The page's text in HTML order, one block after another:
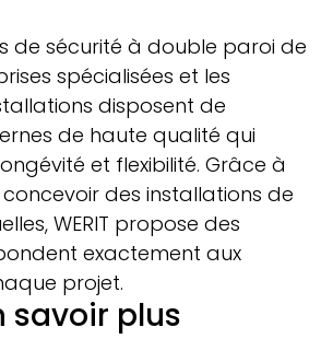
de sécurité à double paroi de
spécialisées et les
disposent de
de haute qualité qui
et flexibilité. Grâce à
des installations de
WERIT propose des
exactement aux
projet.
savoir plus